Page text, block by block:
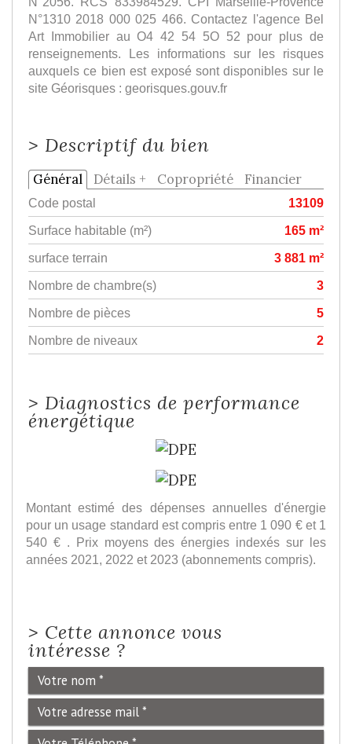
N°1310 2018 000 025 466. Contactez l'agence Bel
Art Immobilier au O4 42 54 5O 52 pour plus de
renseignements. Les informations sur les risques
auxquels ce bien est exposé sont disponibles sur le
site Géorisques : georisques.gouv.fr
> Descriptif du bien
Général Détails + Copropriété Financier
Code postal
13109
Surface habitable (m²)
165 m²
surface terrain
3 881 m²
Nombre de chambre(s)
3
Nombre de pièces
5
Nombre de niveaux
2
> Diagnostics de performance
énergétique
Montant estimé des dépenses annuelles d'énergie
pour un usage standard est compris entre 1 090 € et 1
540 € . Prix moyens des énergies indexés sur les
années 2021, 2022 et 2023 (abonnements compris).
> Cette annonce vous
intéresse ?